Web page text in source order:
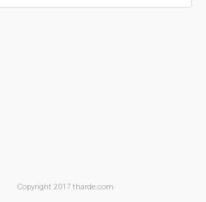
Copyright 2017 tharde.com